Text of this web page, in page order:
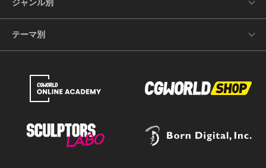
ジャンル別
テーマ別